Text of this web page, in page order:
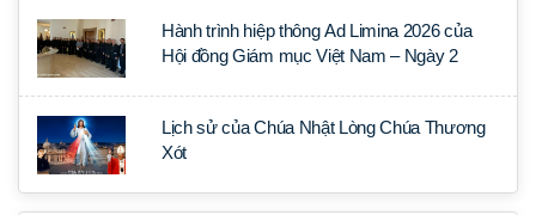
Hành trình hiệp thông Ad Limina 2026 của
Hội đồng Giám mục Việt Nam – Ngày 2
Lịch sử của Chúa Nhật Lòng Chúa Thương
Xót